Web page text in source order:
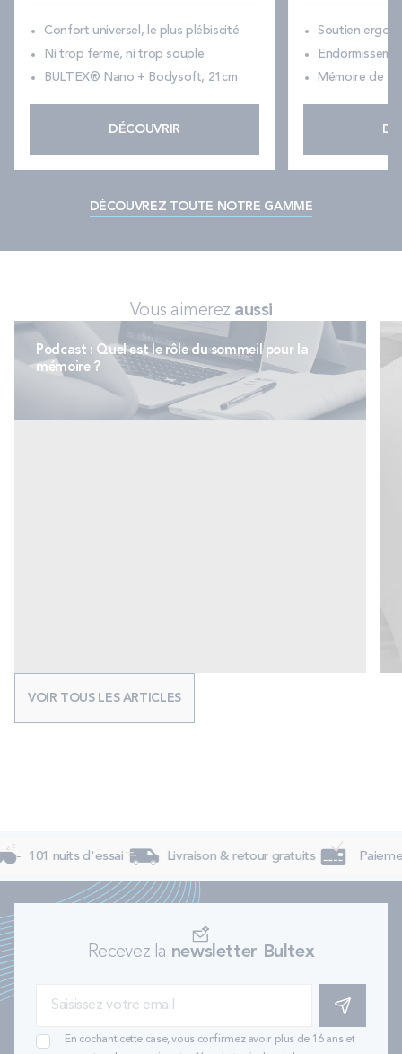
Confort universel, le plus plébiscité
Ni trop ferme, ni trop souple
BULTEX® Nano + Bodysoft, 21cm
DÉCOUVRIR
Soutien
Mémoire de
DÉCOUVREZ TOUTE NOTRE GAMME
Vous aimerez aussi
Podcast : Quel est le rôle du sommeil pour la
mémoire ?
VOIR TOUS LES ARTICLES
101 nuits d'essai Livraison & retour gratuits
Recevez la newsletter Bultex
S'INSCRIRE
En cochant cette case, vous confirmez avoir plus de 16 ans et